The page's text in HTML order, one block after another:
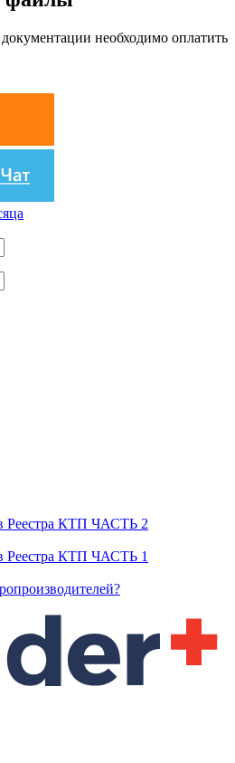
необходимо оплатить
Реестра КТП ЧАСТЬ 2
Реестра КТП ЧАСТЬ 1